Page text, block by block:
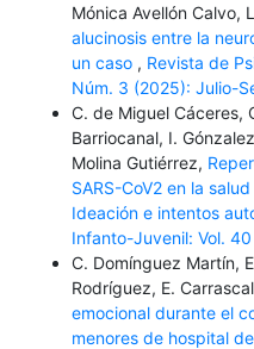
Mónica Avellón Calvo,
alucinosis entre la
un caso , Revista de
Núm. 3 (2025): Julio-
C. de Miguel Cáceres,
Barriocanal, I.
Molina Gutiérrez,
SARS-CoV2 en la
Ideación e intentos
Infanto-Juvenil: Vol.
C. Domínguez Martín,
Rodríguez, E.
emocional durante el
menores de hospital